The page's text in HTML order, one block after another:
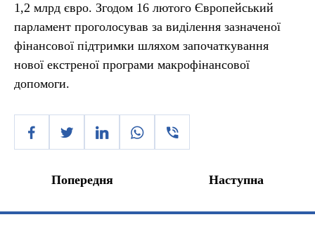
1,2 млрд євро. Згодом 16 лютого Європейський
парламент проголосував за виділення зазначеної
фінансової підтримки шляхом започаткування
нової екстреної програми макрофінансової
допомоги.
Попередня Наступна